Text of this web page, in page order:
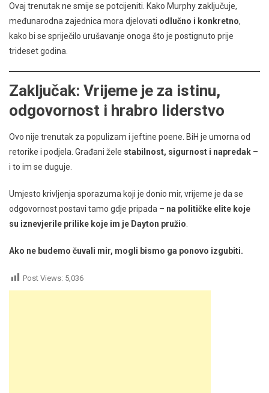
Ovaj trenutak ne smije se potcijeniti. Kako Murphy zaključuje,
međunarodna zajednica mora djelovati odlučno i konkretno,
kako bi se spriječilo urušavanje onoga što je postignuto prije
trideset godina.
Zaključak: Vrijeme je za istinu,
odgovornost i hrabro liderstvo
Ovo nije trenutak za populizam i jeftine poene. BiH je umorna od
retorike i podjela. Građani žele stabilnost, sigurnost i napredak –
i to im se duguje.
Umjesto krivljenja sporazuma koji je donio mir, vrijeme je da se
odgovornost postavi tamo gdje pripada – na političke elite koje
su iznevjerile prilike koje im je Dayton pružio
Ako ne budemo čuvali mir, mogli bismo ga ponovo izgubiti.
Post Views: 5,036